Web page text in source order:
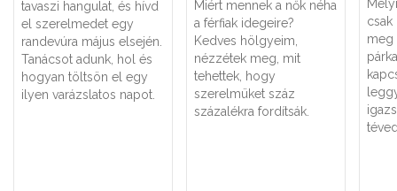
tavaszi hangulat, és hívd
el szerelmedet egy
randevúra május elsején.
Tanácsot adunk, hol és
hogyan töltsön el egy
ilyen varázslatos napot.
Miért mennek a nők néha
a férfiak idegeire?
Kedves hölgyeim,
nézzétek meg, mit
tehettek, hogy
szerelmüket száz
százalékra fordítsák.
csak
meg